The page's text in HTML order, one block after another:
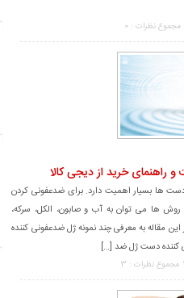
مجموع نظرات : 0
خرید از دیجی کالا
ها بسیار اهمیت دارد. برای ضدعفونی کردن
ها می توان به آب و صابون، الکل، سرکه،
مقاله به معرفی چند نمونه ژل ضدعفونی کننده
کننده دست ژل ضد […]
مجموع نظرات : 3